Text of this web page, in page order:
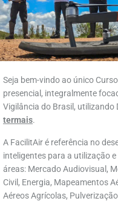
Seja bem-vindo ao único
presencial, integralmente
Vigilância do Brasil, utilizando
termais.
A FacilitAir é referência no
inteligentes para a utilização
áreas: Mercado Audiovisual,
Civil, Energia, Mapeamentos
Aéreos Agrícolas,